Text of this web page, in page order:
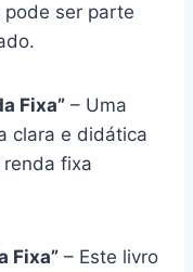
ser parte
Fixa” – Uma
clara e didática
fixa
Fixa” – Este livro